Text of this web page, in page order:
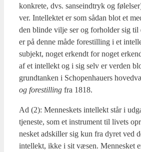
kon­kre­te, dvs. san­se­ind­tryk og
ver. Intel­lek­tet er som sådan blot et
den blin­de vil­je ser og for­hol­der sig til
er på den­ne måde fore­stil­ling i et
sub­jekt, noget erkendt for noget
af et intel­lekt og i sig selv er ver­den
grund­tan­ken i Scho­pen­hau­ers
og fore­stil­ling fra 1818.
Ad (2): Men­ne­skets intel­lekt står i
tje­ne­ste, som et instru­ment til livets
ne­sket adskil­ler sig kun fra dyret ved
intel­lekt, ikke i sit væsen. Men­ne­sket